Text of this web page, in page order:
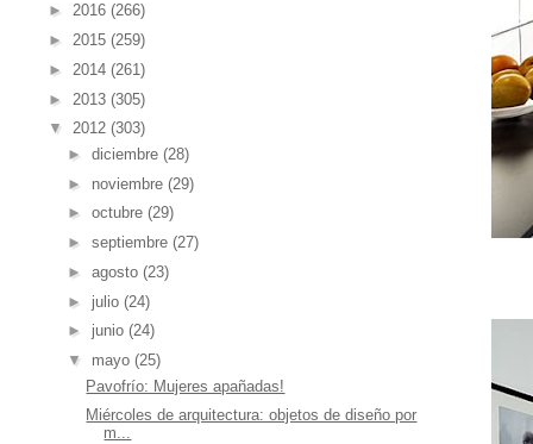
► 2016 (266)
► 2015 (259)
► 2014 (261)
► 2013 (305)
▼ 2012 (303)
► diciembre (28)
► noviembre (29)
► octubre (29)
► septiembre (27)
► agosto (23)
► julio (24)
► junio (24)
▼ mayo (25)
Pavofrío: Mujeres apañadas!
Miércoles de arquitectura: objetos de diseño por
m...